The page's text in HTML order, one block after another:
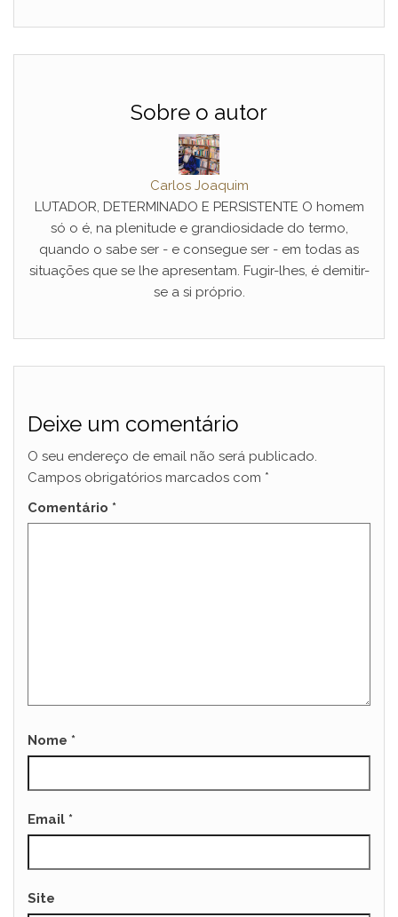
Sobre o autor
Carlos Joaquim
LUTADOR, DETERMINADO E PERSISTENTE O homem
só o é, na plenitude e grandiosidade do termo,
quando o sabe ser - e consegue ser - em todas as
situações que se lhe apresentam. Fugir-lhes, é demitir-
se a si próprio.
Deixe um comentário
O seu endereço de email não será publicado.
Campos obrigatórios marcados com *
Comentário *
Nome *
Email *
Site